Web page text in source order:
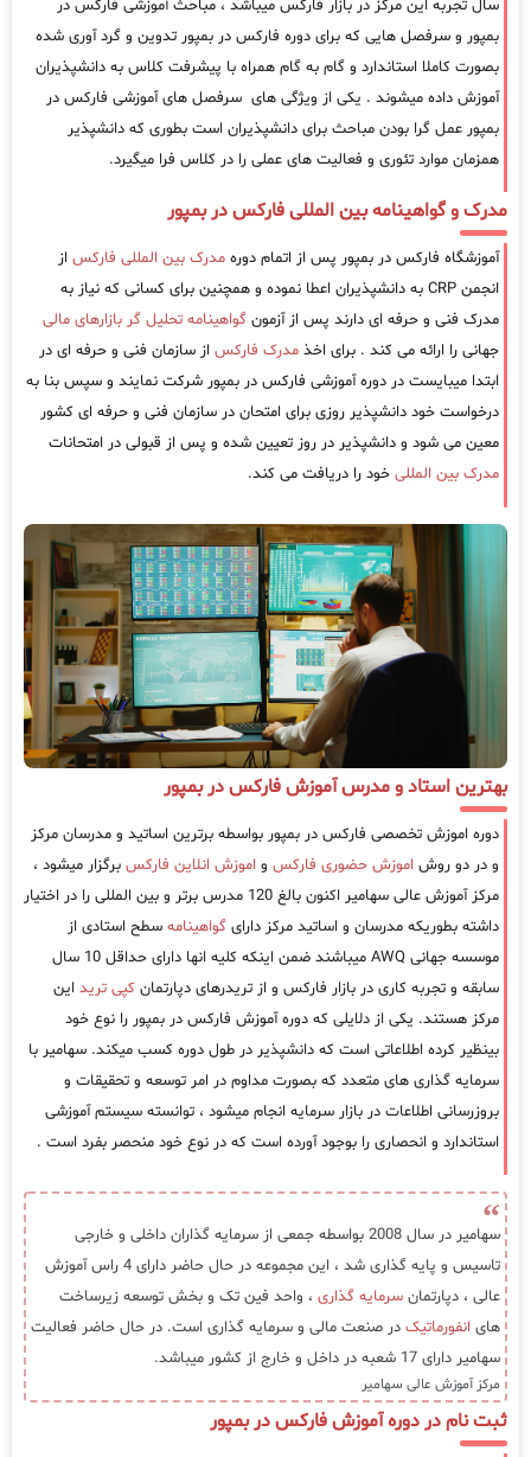
سال تجربه این مرکز در بازار فارکس میباشد ، مباحث آموزشی فارکس در
بمپور و سرفصل هایی که برای دوره فارکس در بمپور تدوین و گرد آوری شده
بصورت کاملا استاندارد و گام به گام همراه با پیشرفت کلاس به دانشپذیران
آموزش داده میشوند . یکی از ویژگی های سرفصل های آموزشی فارکس در
بمپور عمل گرا بودن مباحث برای دانشپذیران است بطوری که دانشپذیر
همزمان موارد تئوری و فعالیت های عملی را در کلاس فرا میگیرد.
مدرک و گواهینامه بین المللی فارکس در بمپور
آموزشگاه فارکس در بمپور پس از اتمام دوره مدرک بین المللی فارکس از
انجمن CRP به دانشپذیران اعطا نموده و همچنین برای کسانی که نیاز به
مدرک فنی و حرفه ای دارند پس از آزمون گواهینامه تحلیل گر بازارهای مالی
جهانی را ارائه می کند . برای اخذ مدرک فارکس از سازمان فنی و حرفه ای در
ابتدا میبایست در دوره آموزشی فارکس در بمپور شرکت نمایند و سپس بنا به
درخواست خود دانشپذیر روزی برای امتحان در سازمان فنی و حرفه ای کشور
معین می شود و دانشپذیر در روز تعیین شده و پس از قبولی در امتحانات
مدرک بین المللی خود را دریافت می کند.
بهترین استاد و مدرس آموزش فارکس در بمپور
دوره اموزش تخصصی فارکس در بمپور بواسطه برترین اساتید و مدرسان مرکز
و در دو روش اموزش حضوری فارکس و اموزش انلاین فارکس برگزار میشود ،
مرکز آموزش عالی سهامیر اکنون بالغ 120 مدرس برتر و بین المللی را در اختیار
داشته بطوریکه مدرسان و اساتید مرکز دارای گواهینامه سطح استادی از
موسسه جهانی AWQ میباشند ضمن اینکه کلیه انها دارای حداقل 10 سال
سابقه و تجربه کاری در بازار فارکس و از تریدرهای دپارتمان کپی ترید این
مرکز هستند. یکی از دلایلی که دوره آموزش فارکس در بمپور را نوع خود
بینظیر کرده اطلاعاتی است که دانشپذیر در طول دوره کسب میکند. سهامیر با
سرمایه گذاری های متعدد که بصورت مداوم در امر توسعه و تحقیقات و
بروزرسانی اطلاعات در بازار سرمایه انجام میشود ، توانسته سیستم آموزشی
استاندارد و انحصاری را بوجود آورده است که در نوع خود منحصر بفرد است .
سهامیر در سال 2008 بواسطه جمعی از سرمایه گذاران داخلی و خارجی
تاسیس و پایه گذاری شد ، این مجموعه در حال حاضر دارای 4 راس آموزش
عالی ، دپارتمان سرمایه گذاری ، واحد فین تک و بخش توسعه زیرساخت
های انفورماتیک در صنعت مالی و سرمایه گذاری است. در حال حاضر فعالیت
سهامیر دارای 17 شعبه در داخل و خارج از کشور میباشد.
مرکز آموزش عالی سهامیر
ثبت نام در دوره آموزش فارکس در بمپور